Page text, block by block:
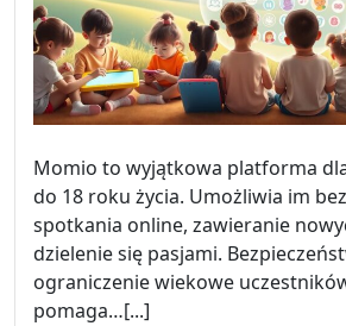
Momio to wyjątkowa platforma
do 18 roku życia. Umożliwia im
spotkania online, zawieranie
dzielenie się pasjami.
ograniczenie wiekowe
pomaga…[...]